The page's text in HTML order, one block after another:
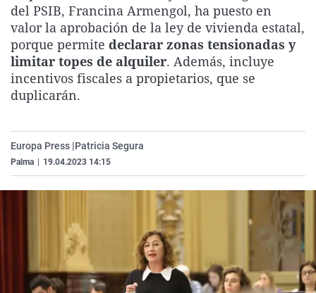
La rosa de los vientos
Gente viajera
Como el perro y el
Caso
Retornados
Equipo de
Operación Viuda
Extremadura
Galicia
La Rioja
Navarra
Virales
Televisión
Elecciones
del PSIB, Francina Armengol, ha puesto en
valor la aprobación de la ley de vivienda estatal,
porque permite declarar zonas tensionadas y
limitar topes de alquiler. Además, incluye
incentivos fiscales a propietarios, que se
duplicarán.
Europa Press |Patricia Segura
Palma 19.04.2023 14:15